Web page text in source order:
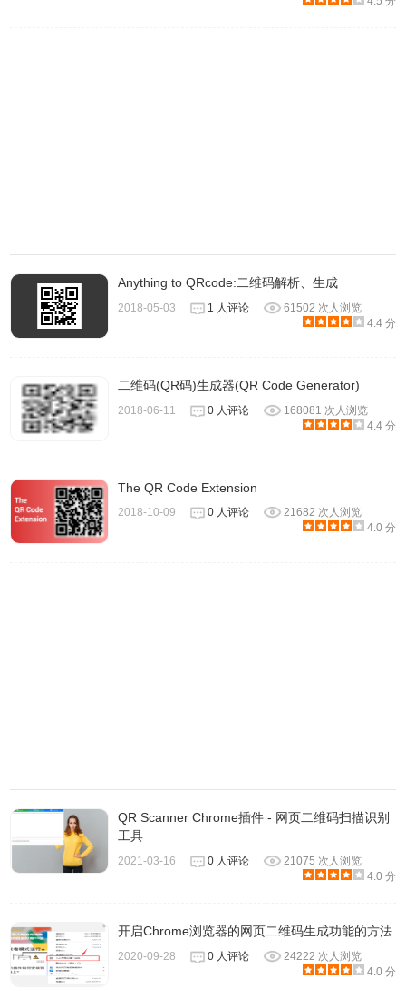
Anything to QRcode:二维码解析、生成
2018-05-03 1 人评论
61502 次人浏览
4.4 分
二维码(QR码)生成器(QR Code Generator)
2018-06-11 0 人评论
168081 次人浏览
4.4 分
The QR Code Extension
2018-10-09 0 人评论
21682 次人浏览
4.0 分
QR Scanner Chrome插件 - 网页二维码扫描识别
工具
2021-03-16 0 人评论
21075 次人浏览
4.0 分
开启Chrome浏览器的网页二维码生成功能的方法
2020-09-28 0 人评论
24222 次人浏览
4.0 分